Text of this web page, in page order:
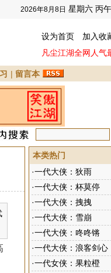
2026年8月8日 星期六 丙
设为首页 加入收
凡尘江湖全网人气
| 留言本
本类热门
·一代大侠：狄雨
·一代大侠：杯莫停
·一代大侠：拽拽
·一代大侠：雪崩
·一代大侠：咚咚锵
·一代大侠：浪客剑心
·一代女侠：果粒橙